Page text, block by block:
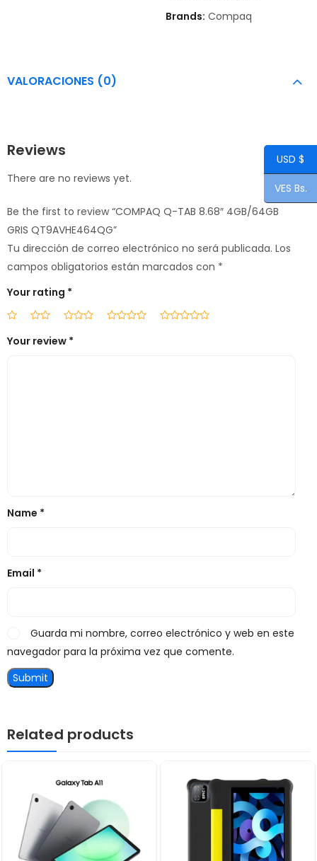
Brands: Compaq
VALORACIONES (0)
Reviews
There are no reviews yet.
Be the first to review “COMPAQ Q-TAB 8.68″ 4GB/64GB
GRIS QT9AVHE464QG”
Tu dirección de correo electrónico no será publicada. Los
campos obligatorios están marcados con *
Your rating *
Your review *
Name *
Email *
Guarda mi nombre, correo electrónico y web en este
navegador para la próxima vez que comente.
Related products
USD $
VES Bs.